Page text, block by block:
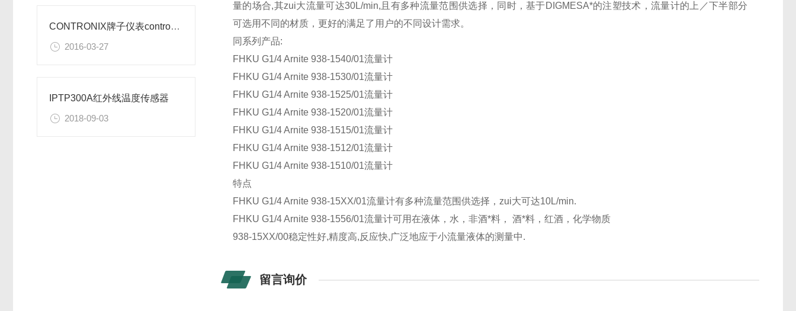
CONTRONIX牌子仪表contronix说明书
2016-03-27
IPTP300A红外线温度传感器
2018-09-03
量的场合,其zui大流量可达30L/min,且有多种流量范围供选择，同时，基于DIGMESA*的注塑技术，流量计的上／下半部分
可选用不同的材质，更好的满足了用户的不同设计需求。
同系列产品:
FHKU G1/4 Arnite 938-1540/01流量计
FHKU G1/4 Arnite 938-1530/01流量计
FHKU G1/4 Arnite 938-1525/01流量计
FHKU G1/4 Arnite 938-1520/01流量计
FHKU G1/4 Arnite 938-1515/01流量计
FHKU G1/4 Arnite 938-1512/01流量计
FHKU G1/4 Arnite 938-1510/01流量计
特点
FHKU G1/4 Arnite 938-15XX/01流量计有多种流量范围供选择，zui大可达10L/min.
FHKU G1/4 Arnite 938-1556/01流量计可用在液体，水，非酒*料， 酒*料，红酒，化学物质
938-15XX/00稳定性好,精度高,反应快,广泛地应于小流量液体的测量中.
留言询价